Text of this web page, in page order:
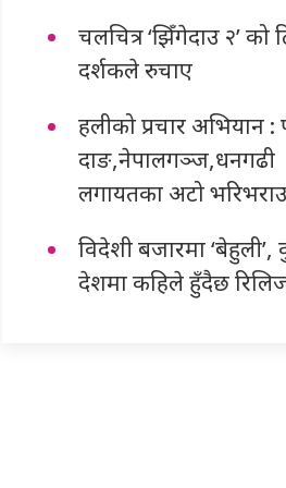
चलचित्र ‘झिँगेदाउ २’ को
दर्शकले रुचाए
हलीको प्रचार अभियान :
दाङ,नेपालगञ्ज,धनगढी
लगायतका अटो
विदेशी बजारमा
देशमा कहिले हुँदैछ